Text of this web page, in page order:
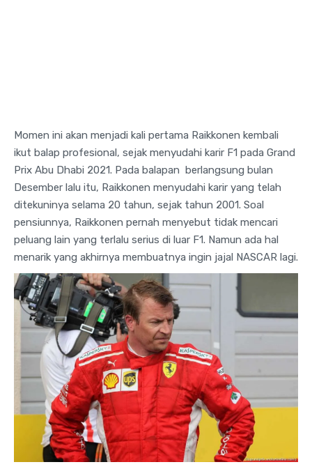
Momen ini akan menjadi kali pertama Raikkonen kembali
ikut balap profesional, sejak menyudahi karir F1 pada Grand
Prix Abu Dhabi 2021. Pada balapan berlangsung bulan
Desember lalu itu, Raikkonen menyudahi karir yang telah
ditekuninya selama 20 tahun, sejak tahun 2001. Soal
pensiunnya, Raikkonen pernah menyebut tidak mencari
peluang lain yang terlalu serius di luar F1. Namun ada hal
menarik yang akhirnya membuatnya ingin jajal NASCAR lagi.